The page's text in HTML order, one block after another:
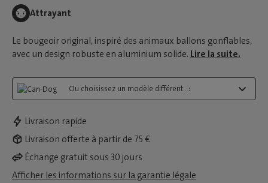
Attrayant
Le bougeoir original, inspiré des animaux ballons gonflables,
avec un design robuste en aluminium solide. Lire la suite.
Ou choisissez un modèle différent...:
Livraison rapide
Livraison offerte à partir de 75 €
Échange gratuit sous 30 jours
Afficher les informations sur la garantie légale